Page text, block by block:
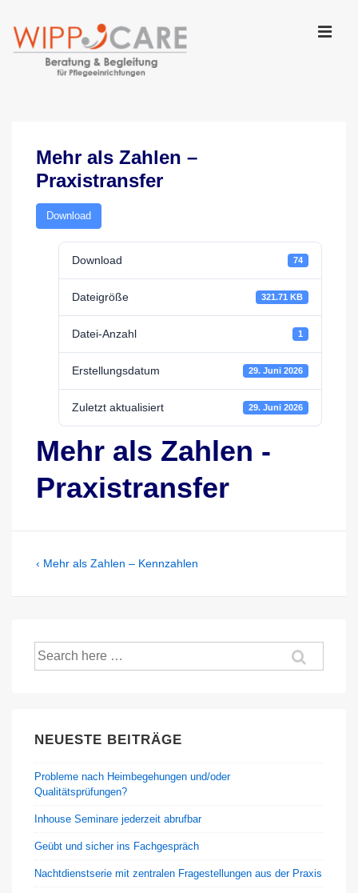
Zum
Inhalt
Mehr als Zahlen –
Praxistransfer
Download
Download 74
Dateigröße 321.71 KB
Datei-Anzahl 1
Erstellungsdatum 29. Juni 2026
Zuletzt aktualisiert 29. Juni 2026
Mehr als Zahlen -
Praxistransfer
Beitragsnavigation
Previous
‹ Mehr als Zahlen – Kennzahlen
Suche
nach:
NEUESTE BEITRÄGE
Probleme nach Heimbegehungen und/oder
Qualitätsprüfungen?
Inhouse Seminare jederzeit abrufbar
Geübt und sicher ins Fachgespräch
Nachtdienstserie mit zentralen Fragestellungen aus der Praxis